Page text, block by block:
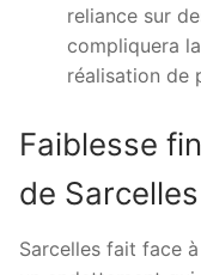
reliance sur
compliquera
réalisation de
Faiblesse
de Sarcelles
Sarcelles fait face